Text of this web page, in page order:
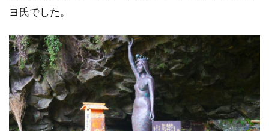
ヨ氏でした。